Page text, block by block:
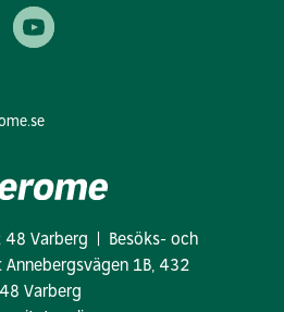
48 Varberg | Besöks- och
Annebergsvägen 1B, 432
48 Varberg